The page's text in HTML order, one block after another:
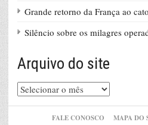
Grande retorno da França ao
Silêncio sobre os milagres
Arquivo do site
Arquivo
do
FALE CONOSCO MAPA DO